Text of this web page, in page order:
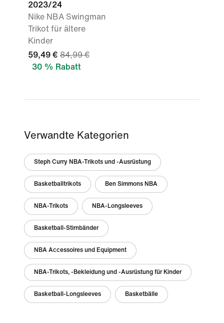
2023/24
Nike NBA Swingman
Trikot für ältere
Kinder
59,49 € 84,99 €
30 % Rabatt
Verwandte Kategorien
Steph Curry NBA-Trikots und -Ausrüstung
Basketballtrikots Ben Simmons NBA
NBA-Trikots NBA-Longsleeves
Basketball-Stirnbänder
NBA Accessoires und Equipment
NBA-Trikots, -Bekleidung und -Ausrüstung für Kinder
Basketball-Longsleeves Basketbälle